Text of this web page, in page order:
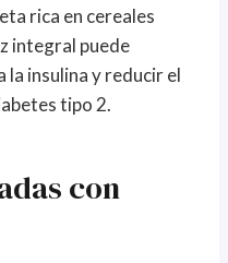
rica en cereales
integral puede
la insulina y reducir el
tipo 2.
con